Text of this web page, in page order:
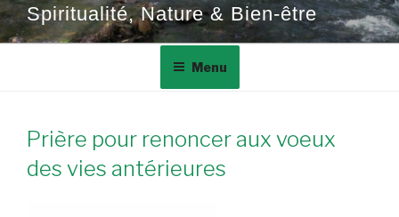
Spiritualité, Nature & Bien-être
Menu
Prière pour renoncer aux voeux
des vies antérieures